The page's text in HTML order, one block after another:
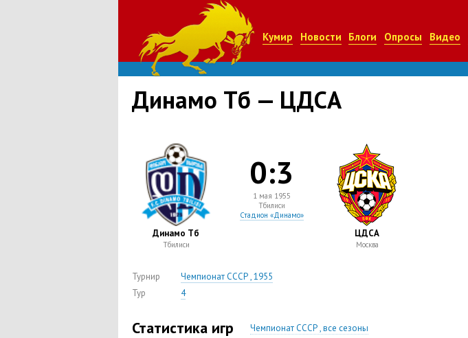
Кумир Новости Блоги Опросы Видео
Динамо Тб — ЦДCА
Динамо Тб
Тбилиси
0:3
1 мая 1955
Тбилиси
Стадион «Динамо»
ЦДCА
Москва
Турнир
Чемпионат СССР , 1955
Тур
4
Статистика игр
Чемпионат СССР , все сезоны